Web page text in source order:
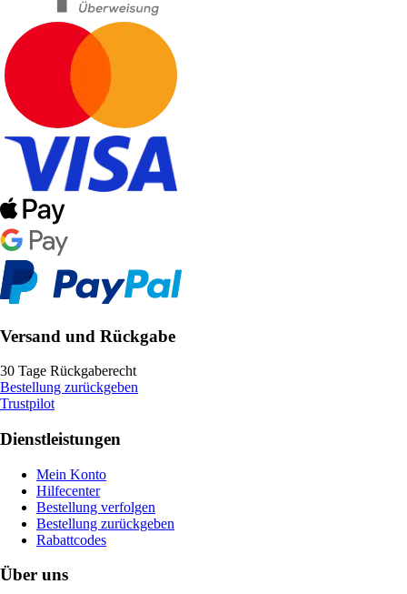
Versand und Rückgabe
30 Tage Rückgaberecht
Bestellung zurückgeben
Trustpilot
Dienstleistungen
Mein Konto
Hilfecenter
Bestellung verfolgen
Bestellung zurückgeben
Rabattcodes
Über uns